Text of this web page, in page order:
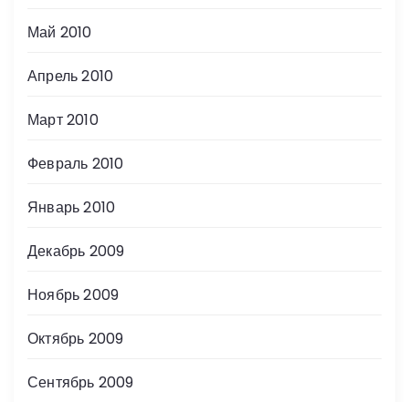
Май 2010
Апрель 2010
Март 2010
Февраль 2010
Январь 2010
Декабрь 2009
Ноябрь 2009
Октябрь 2009
Сентябрь 2009